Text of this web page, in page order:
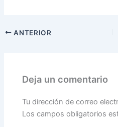
ANTERIOR
Deja un comentario
Tu dirección de correo
Los campos obligatorios